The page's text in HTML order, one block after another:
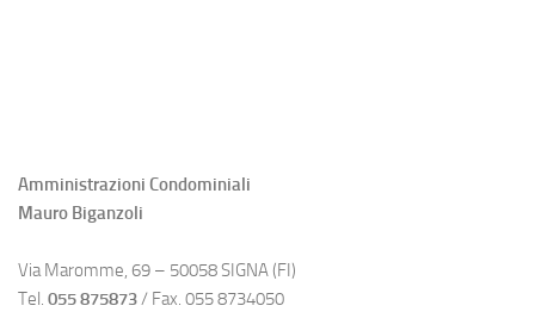
Amministrazioni Condominiali
Mauro Biganzoli
Via Maromme, 69 – 50058 SIGNA (FI)
Tel. 055 875873/ Fax. 055 8734050